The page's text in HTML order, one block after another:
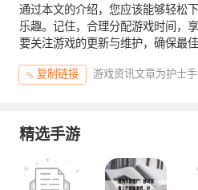
通过本文的介绍，您应该能够轻松
乐趣。记住，合理分配游戏时间，
要关注游戏的更新与维护，确保最佳
复制链接 游戏资讯文章为护士
精选手游